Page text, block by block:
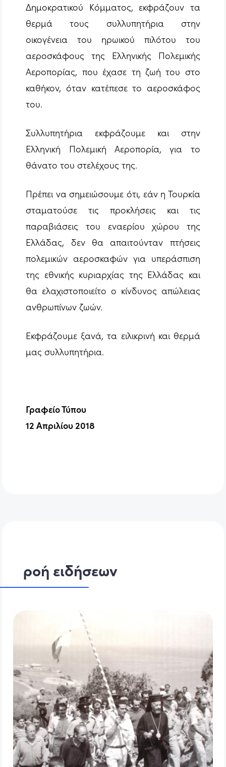
Δημοκρατικού Κόμματος, εκφράζουν τα
θερμά τους συλλυπητήρια στην
οικογένεια του ηρωικού πιλότου του
αεροσκάφους της Ελληνικής Πολεμικής
Αεροπορίας, που έχασε τη ζωή του στο
καθήκον, όταν κατέπεσε το αεροσκάφος
του.
Συλλυπητήρια εκφράζουμε και στην
Ελληνική Πολεμική Αεροπορία, για το
θάνατο του στελέχους της.
Πρέπει να σημειώσουμε ότι, εάν η Τουρκία
σταματούσε τις προκλήσεις και τις
παραβιάσεις του εναερίου χώρου της
Ελλάδας, δεν θα απαιτούνταν πτήσεις
πολεμικών αεροσκαφών για υπεράσπιση
της εθνικής κυριαρχίας της Ελλάδας και
θα ελαχιστοποιείτο ο κίνδυνος απώλειας
ανθρωπίνων ζωών.
Εκφράζουμε ξανά, τα ειλικρινή και θερμά
μας συλλυπητήρια.
Γραφείο Τύπου
12 Απριλίου 2018
ροή ειδήσεων